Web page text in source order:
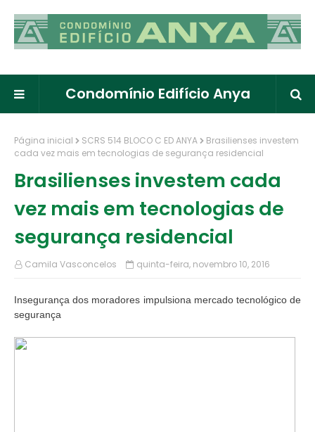
Condomínio Edifício Anya
Página inicial SCRS 514 BLOCO C ED ANYA
Brasilienses investem
cada vez mais em tecnologias de segurança residencial
Brasilienses investem cada
vez mais em tecnologias de
segurança residencial
Camila Vasconcelos quinta-feira, novembro 10, 2016
Insegurança dos moradores impulsiona mercado tecnológico de
segurança